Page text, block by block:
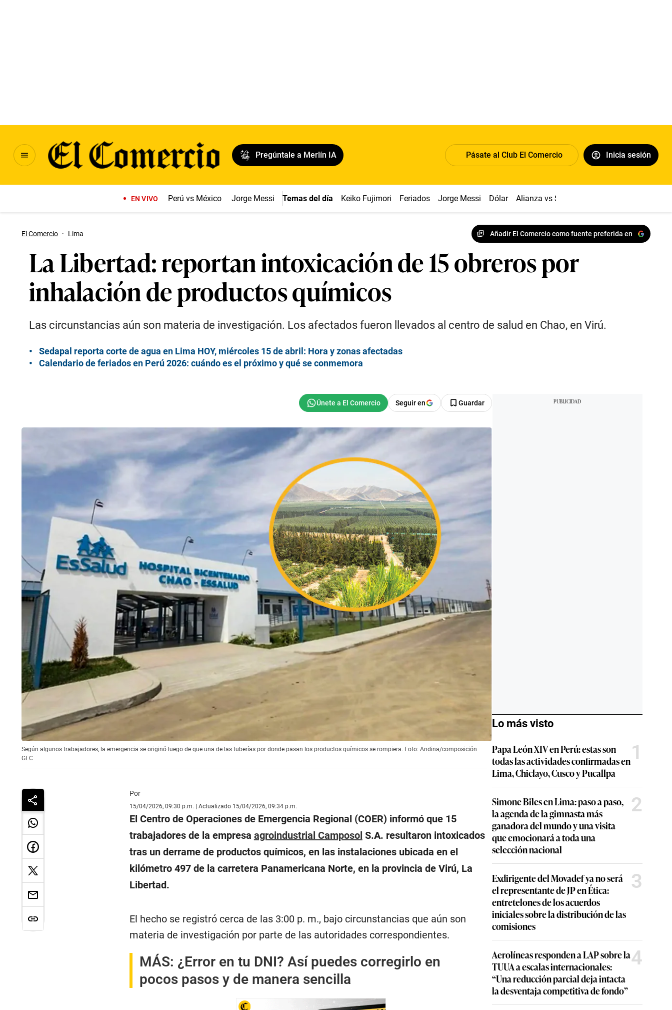
Pregúntale a Merlín IA Pásate al Club El Comercio Inicia sesión
EN VIVO Perú vs México Jorge Messi Temas del día Keiko Fujimori Feriados Jorge Messi Dólar Alianza vs Sport Boys
El Comercio · Lima Añadir El Comercio como fuente preferida en
La Libertad: reportan intoxicación de 15 obreros por
inhalación de productos químicos
Las circunstancias aún son materia de investigación. Los afectados fueron llevados al centro de salud en Chao, en Virú.
Sedapal reporta corte de agua en Lima HOY, miércoles 15 de abril: Hora y zonas afectadas
Calendario de feriados en Perú 2026: cuándo es el próximo y qué se conmemora
Seguir en Guardar
Según algunos trabajadores, la emergencia se originó luego de que una de las tuberías por donde pasan los productos químicos se rompiera. Foto: Andina/composición
GEC
Por
15/04/2026, 09:30 p.m. | Actualizado 15/04/2026, 09:34 p.m.
El Centro de Operaciones de Emergencia Regional (COER) informó que 15
trabajadores de la empresa agroindustrial Camposol S.A. resultaron intoxicados
tras un derrame de productos químicos, en las instalaciones ubicada en el
kilómetro 497 de la carretera Panamericana Norte, en la provincia de Virú, La
Libertad.
El hecho se registró cerca de las 3:00 p. m., bajo circunstancias que aún son
materia de investigación por parte de las autoridades correspondientes.
MÁS: ¿Error en tu DNI? Así puedes corregirlo en
pocos pasos y de manera sencilla
Lo más visto
Papa León XIV en Perú: estas son
todas las actividades confirmadas en
Lima, Chiclayo, Cusco y Pucallpa
1
Simone Biles en Lima: paso a paso,
la agenda de la gimnasta más
ganadora del mundo y una visita
que emocionará a toda una
selección nacional
2
Exdirigente del Movadef ya no será
el representante de JP en Ética:
entretelones de los acuerdos
iniciales sobre la distribución de las
comisiones
3
Aerolíneas responden a LAP sobre la
TUUA a escalas internacionales:
“Una reducción parcial deja intacta
la desventaja competitiva de fondo”
4